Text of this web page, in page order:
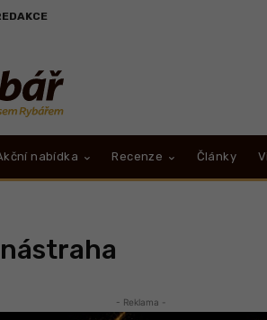
nabídka Recenze Články
- Reklama -